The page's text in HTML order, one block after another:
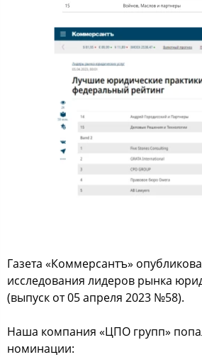
Газета «Коммерсантъ»
исследования лидеров рынка
(выпуск от 05 апреля 2023 №58).
Наша компания «ЦПО групп»
номинации: